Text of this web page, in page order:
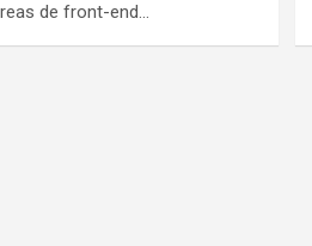
de front-end…